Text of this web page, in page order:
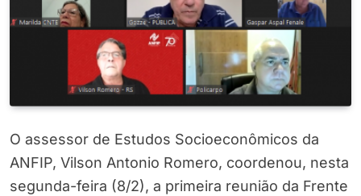
O assessor de Estudos Socioeconômicos da
ANFIP, Vilson Antonio Romero, coordenou, nesta
segunda-feira (8/2), a primeira reunião da Frente